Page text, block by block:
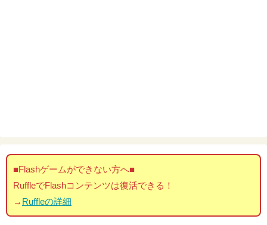
■Flashゲームができない方へ■
RuffleでFlashコンテンツは復活できる！
→ Ruffleの詳細